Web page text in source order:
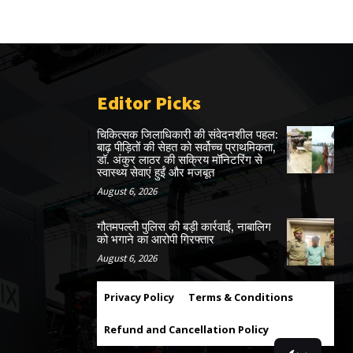
Editor Picks
चिकित्सक जिलाधिकारी की संवेदनशील पहल:
बाढ़ पीड़ितों की सेहत को सर्वोच्च प्राथमिकता,
डॉ. अंकुर लाठर की सक्रिय मॉनिटरिंग से
स्वास्थ्य सेवाएं हुईं और मजबूत
August 6, 2026
गौतमपल्ली पुलिस की बड़ी कार्रवाई, नाबालिग
को भगाने का आरोपी गिरफ्तार
August 6, 2026
Privacy Policy Terms & Conditions
Refund and Cancellation Policy